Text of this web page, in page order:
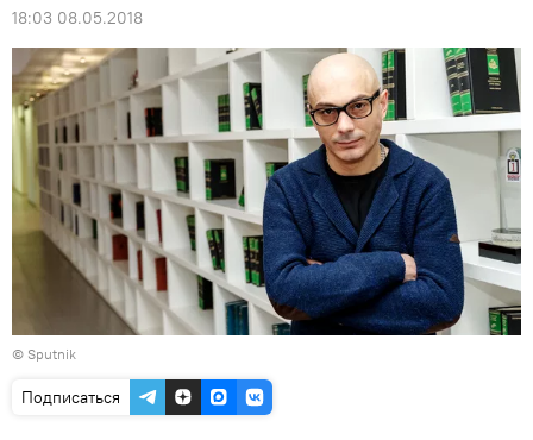
18:03 08.05.2018
© Sputnik
Подписаться